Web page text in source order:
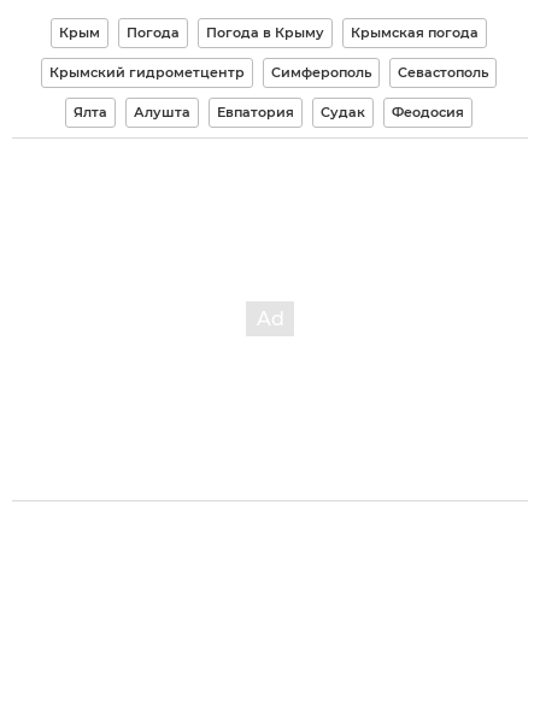
Крым Погода Погода в Крыму Крымская погода
Крымский гидрометцентр Симферополь Севастополь
Ялта Алушта Евпатория Судак Феодосия